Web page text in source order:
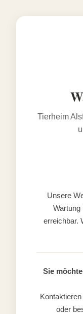
Tierheim
Unsere
Wartung
erreichbar.
Sie
oder